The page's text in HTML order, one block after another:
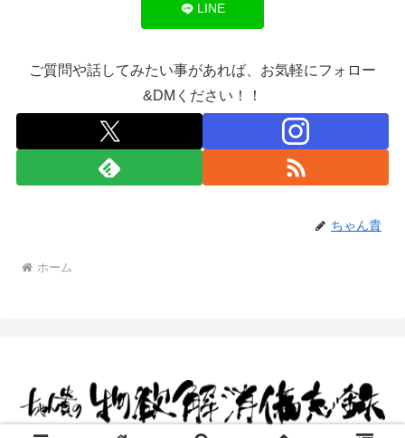
LINE
ご質問や話してみたい事があれば、お気軽にフォロー
&DMください！！
ちゃん貴
ホーム